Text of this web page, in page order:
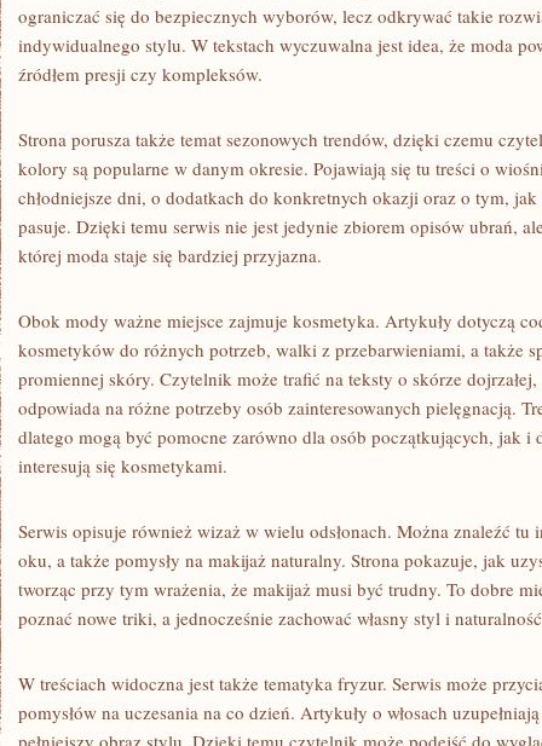
ograniczać się do bezpiecznych wyborów, lecz odkrywać takie
indywidualnego stylu. W tekstach wyczuwalna jest idea, że moda
źródłem presji czy kompleksów.
Strona porusza także temat sezonowych trendów, dzięki czemu
kolory są popularne w danym okresie. Pojawiają się tu treści o
chłodniejsze dni, o dodatkach do konkretnych okazji oraz o tym,
pasuje. Dzięki temu serwis nie jest jedynie zbiorem opisów ubrań,
której moda staje się bardziej przyjazna.
Obok mody ważne miejsce zajmuje kosmetyka. Artykuły dotyczą
kosmetyków do różnych potrzeb, walki z przebarwieniami, a także
promiennej skóry. Czytelnik może trafić na teksty o skórze
odpowiada na różne potrzeby osób zainteresowanych pielęgnacją.
dlatego mogą być pomocne zarówno dla osób początkujących, jak i
interesują się kosmetykami.
Serwis opisuje również wizaż w wielu odsłonach. Można znaleźć tu
oku, a także pomysły na makijaż naturalny. Strona pokazuje, jak
tworząc przy tym wrażenia, że makijaż musi być trudny. To dobre
poznać nowe triki, a jednocześnie zachować własny styl i
W treściach widoczna jest także tematyka fryzur. Serwis może
pomysłów na uczesania na co dzień. Artykuły o włosach
pełniejszy obraz stylu. Dzięki temu czytelnik może podejść do